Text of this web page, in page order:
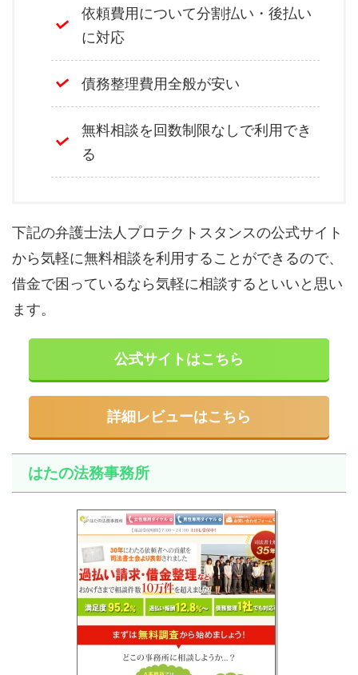
依頼費用について分割払い・後払い
に対応
債務整理費用全般が安い
無料相談を回数制限なしで利用でき
る
下記の弁護士法人プロテクトスタンスの公式サイト
から気軽に無料相談を利用することができるので、
借金で困っているなら気軽に相談するといいと思い
ます。
公式サイトはこちら
詳細レビューはこちら
はたの法務事務所